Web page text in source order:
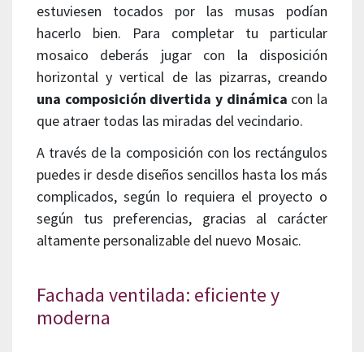
estuviesen tocados por las musas podían
hacerlo bien. Para completar tu particular
mosaico deberás jugar con la disposición
horizontal y vertical de las pizarras, creando
una composición divertida y dinámica con la
que atraer todas las miradas del vecindario.
A través de la composición con los rectángulos
puedes ir desde diseños sencillos hasta los más
complicados, según lo requiera el proyecto o
según tus preferencias, gracias al carácter
altamente personalizable del nuevo Mosaic.
Fachada ventilada: eficiente y
moderna